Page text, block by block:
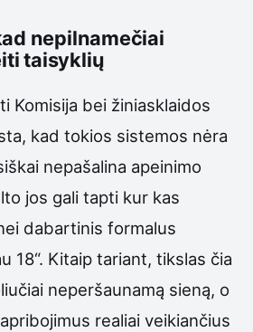
nepilnamečiai
taisyklių
Komisija bei žiniasklaidos
kad tokios sistemos nėra
nepašalina apeinimo
jos gali tapti kur kas
dabartinis formalus
18“. Kitaip tariant, tikslas čia
neperšaunamą sieną, o
realiai veikiančius